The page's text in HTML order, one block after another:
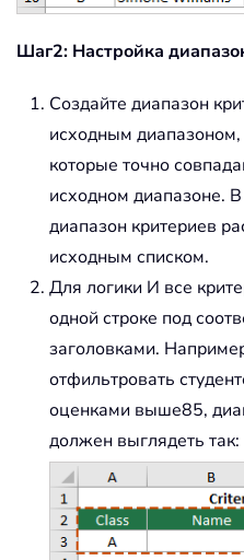
Шаг2: Настройка
Создайте диапазон
исходным диапазоном,
которые точно
исходном диапазоне.
диапазон критериев
исходным списком.
Для логики И все
одной строке под
заголовками.
отфильтровать
оценками выше85,
должен выглядеть так: